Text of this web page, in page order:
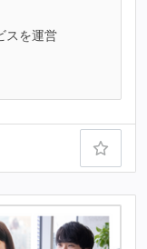
スを運営